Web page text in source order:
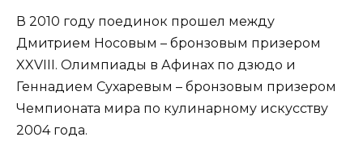
В 2010 году поединок прошел между
Дмитрием Носовым – бронзовым призером
XXVIII. Олимпиады в Афинах по дзюдо и
Геннадием Сухаревым – бронзовым призером
Чемпионата мира по кулинарному искусству
2004 года.